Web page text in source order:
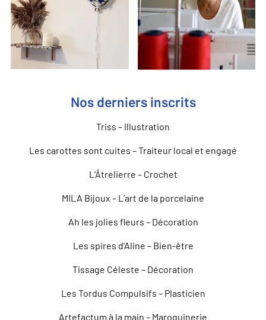
Nos derniers inscrits
Triss – Illustration
Les carottes sont cuites – Traiteur local et engagé
L’Âtrelierre – Crochet
MILA Bijoux – L’art de la porcelaine
Ah les jolies fleurs – Décoration
Les spires d’Aline – Bien-être
Tissage Céleste – Décoration
Les Tordus Compulsifs – Plasticien
Artefactum à la main – Maroquinerie